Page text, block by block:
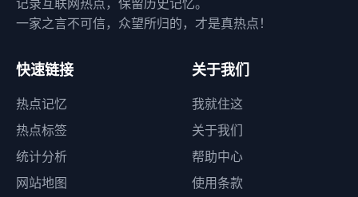
记录互联网热点，保留历史记忆。
一家之言不可信，众望所归的，才是真热点！
快速链接
热点记忆
热点标签
统计分析
网站地图
关于我们
我就住这
关于我们
帮助中心
使用条款